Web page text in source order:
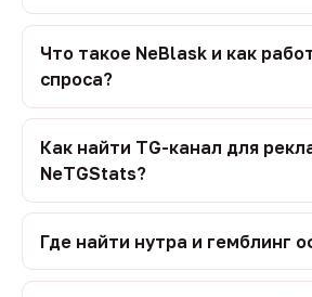
Что такое NeBlask и как
спроса?
Как найти TG-канал для
NeTGStats?
Где найти нутра и гемблинг